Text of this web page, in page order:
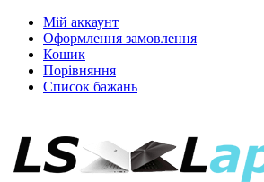
Мій аккаунт
Оформлення замовлення
Кошик
Порівняння
Список бажань